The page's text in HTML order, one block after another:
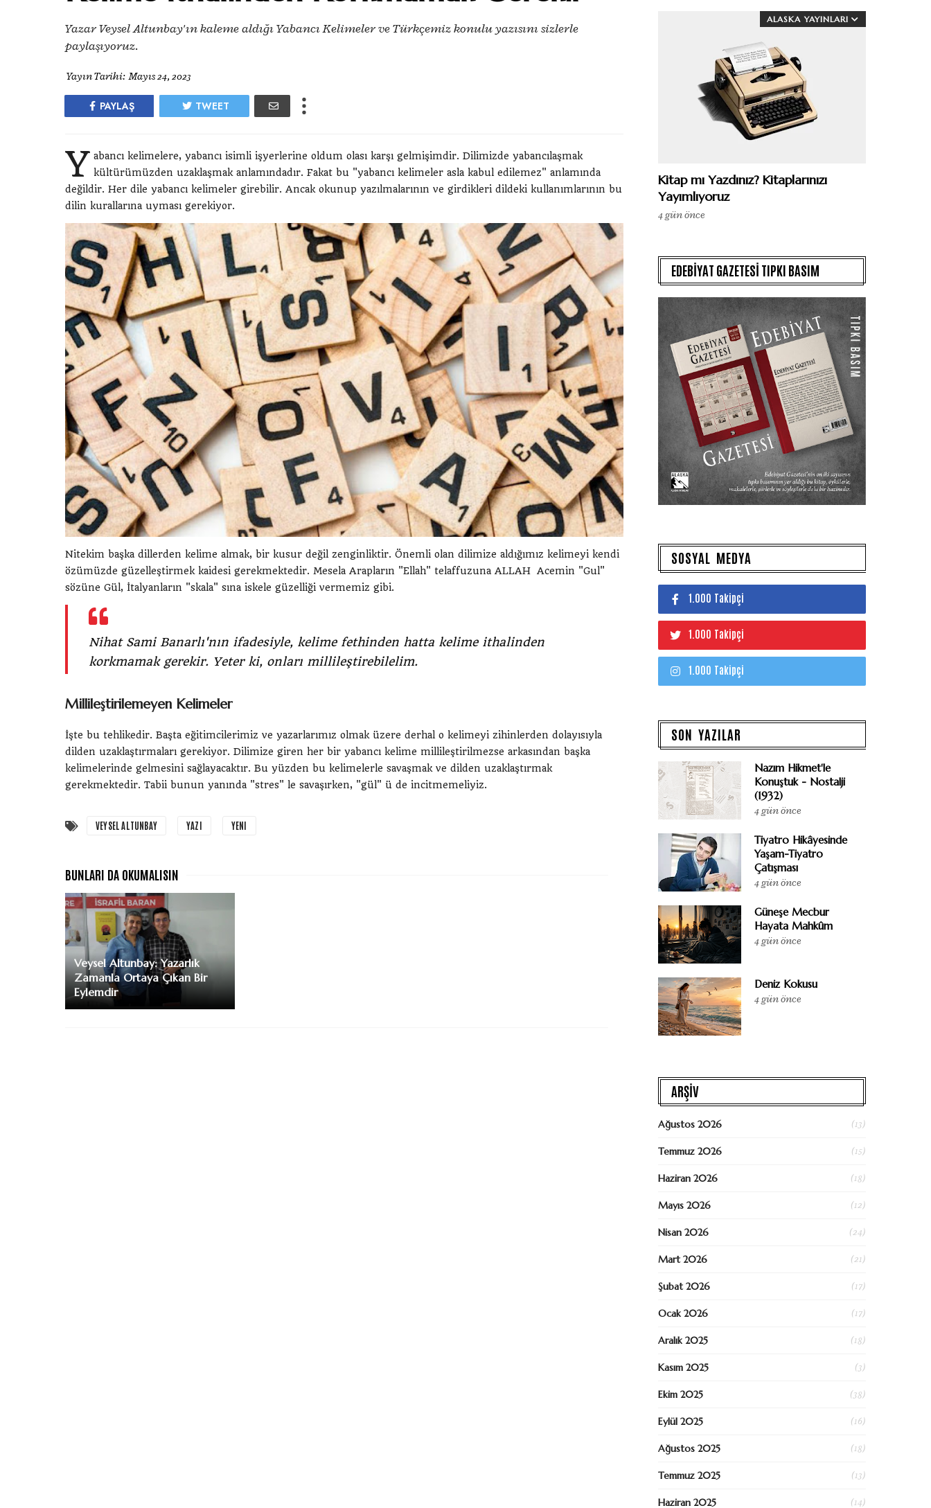
Yazar Veysel Altunbay'ın kaleme aldığı Yabancı Kelimeler ve Türkçemiz konulu yazısını sizlerle
paylaşıyoruz.
Yayın Tarihi: Mayıs 24, 2023
PAYLAŞ TWEET
Y abancı kelimelere, yabancı isimli işyerlerine oldum olası karşı gelmişimdir. Dilimizde yabancılaşmak
kültürümüzden uzaklaşmak anlamındadır. Fakat bu "yabancı kelimeler asla kabul edilemez" anlamında
değildir. Her dile yabancı kelimeler girebilir. Ancak okunup yazılmalarının ve girdikleri dildeki kullanımlarının bu
dilin kurallarına uyması gerekiyor.
Nitekim başka dillerden kelime almak, bir kusur değil zenginliktir. Önemli olan dilimize aldığımız kelimeyi kendi
özümüzde güzelleştirmek kaidesi gerekmektedir. Mesela Arapların "Ellah" telaffuzuna ALLAH Acemin "Gul"
sözüne Gül, İtalyanların "skala" sına iskele güzelliği vermemiz gibi.
Nihat Sami Banarlı'nın ifadesiyle, kelime fethinden hatta kelime ithalinden
korkmamak gerekir. Yeter ki, onları millileştirebilelim.
Millileştirilemeyen Kelimeler
İşte bu tehlikedir. Başta eğitimcilerimiz ve yazarlarımız olmak üzere derhal o kelimeyi zihinlerden dolayısıyla
dilden uzaklaştırmaları gerekiyor. Dilimize giren her bir yabancı kelime millileştirilmezse arkasından başka
kelimelerinde gelmesini sağlayacaktır. Bu yüzden bu kelimelerle savaşmak ve dilden uzaklaştırmak
gerekmektedir. Tabii bunun yanında "stres" le savaşırken, "gül" ü de incitmemeliyiz.
VEYSEL ALTUNBAY YAZI YENI
Veysel Altunbay: Yazarlık
Zamanla Ortaya Çıkan Bir
Eylemdir
ALASKA YAYINLARI
Kitap mı Yazdınız? Kitaplarınızı
Yayımlıyoruz
4 gün önce
EDEBİYAT GAZETESİ TIPKI BASIM
SOSYAL MEDYA
1.000 Takipçi
1.000 Takipçi
1.000 Takipçi
SON YAZILAR
Nazım Hikmet'le
Konuştuk - Nostalji
(1932)
4 gün önce
Tiyatro Hikâyesinde
Yaşam-Tiyatro
Çatışması
4 gün önce
Güneşe Mecbur
Hayata Mahkûm
4 gün önce
Deniz Kokusu
4 gün önce
ARŞİV
Ağustos 2026 (13)
Temmuz 2026 (15)
Haziran 2026 (18)
Mayıs 2026 (12)
Nisan 2026 (24)
Mart 2026 (21)
Şubat 2026 (17)
Ocak 2026 (17)
Aralık 2025 (18)
Kasım 2025 (3)
Ekim 2025 (38)
Eylül 2025 (16)
Ağustos 2025 (18)
Temmuz 2025 (13)
Haziran 2025 (14)